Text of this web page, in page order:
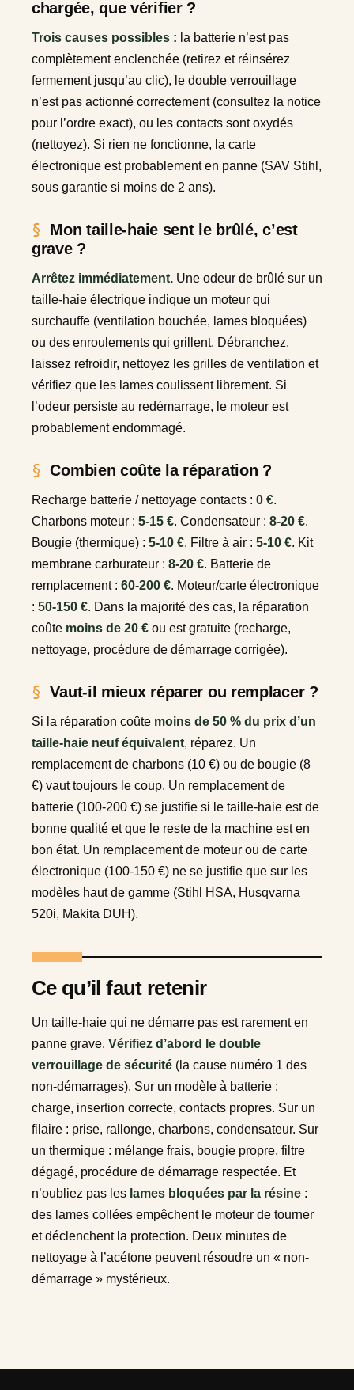
chargée, que vérifier ?
Trois causes possibles : la batterie n’est pas
complètement enclenchée (retirez et réinsérez
fermement jusqu’au clic), le double verrouillage
n’est pas actionné correctement (consultez la notice
pour l’ordre exact), ou les contacts sont oxydés
(nettoyez). Si rien ne fonctionne, la carte
électronique est probablement en panne (SAV Stihl,
sous garantie si moins de 2 ans).
Mon taille-haie sent le brûlé, c’est
grave ?
Arrêtez immédiatement. Une odeur de brûlé sur un
taille-haie électrique indique un moteur qui
surchauffe (ventilation bouchée, lames bloquées)
ou des enroulements qui grillent. Débranchez,
laissez refroidir, nettoyez les grilles de ventilation et
vérifiez que les lames coulissent librement. Si
l’odeur persiste au redémarrage, le moteur est
probablement endommagé.
Combien coûte la réparation ?
Recharge batterie / nettoyage contacts : 0 €.
Charbons moteur : 5-15 €. Condensateur : 8-20 €.
Bougie (thermique) : 5-10 €. Filtre à air : 5-10 €. Kit
membrane carburateur : 8-20 €. Batterie de
remplacement : 60-200 €. Moteur/carte électronique
: 50-150 €. Dans la majorité des cas, la réparation
coûte moins de 20 € ou est gratuite (recharge,
nettoyage, procédure de démarrage corrigée).
Vaut-il mieux réparer ou remplacer ?
Si la réparation coûte moins de 50 % du prix d’un
taille-haie neuf équivalent, réparez. Un
remplacement de charbons (10 €) ou de bougie (8
€) vaut toujours le coup. Un remplacement de
batterie (100-200 €) se justifie si le taille-haie est de
bonne qualité et que le reste de la machine est en
bon état. Un remplacement de moteur ou de carte
électronique (100-150 €) ne se justifie que sur les
modèles haut de gamme (Stihl HSA, Husqvarna
520i, Makita DUH).
Ce qu’il faut retenir
Un taille-haie qui ne démarre pas est rarement en
panne grave. Vérifiez d’abord le double
verrouillage de sécurité (la cause numéro 1 des
non-démarrages). Sur un modèle à batterie :
charge, insertion correcte, contacts propres. Sur un
filaire : prise, rallonge, charbons, condensateur. Sur
un thermique : mélange frais, bougie propre, filtre
dégagé, procédure de démarrage respectée. Et
n’oubliez pas les lames bloquées par la résine :
des lames collées empêchent le moteur de tourner
et déclenchent la protection. Deux minutes de
nettoyage à l’acétone peuvent résoudre un « non-
démarrage » mystérieux.